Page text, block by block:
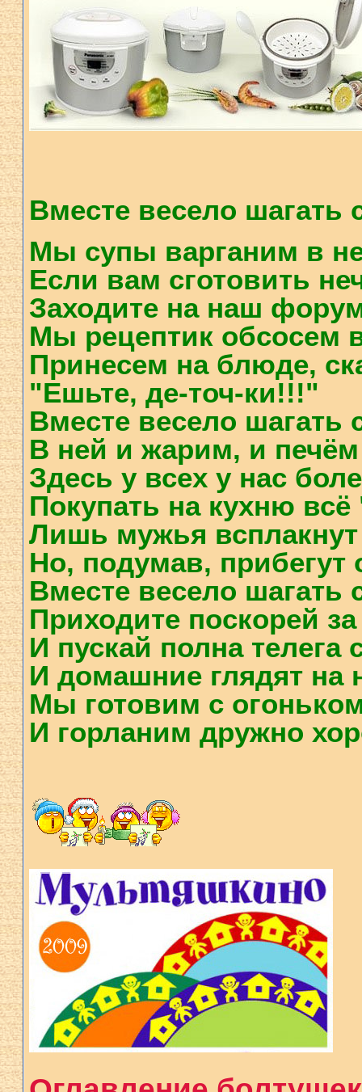
Вместе весело шагать
Мы супы варганим в
Если вам сготовить
Заходите на наш
Мы рецептик обсосем
Принесем на блюде,
"Ешьте, де-точ-ки!!!"
Вместе весело шагать
В ней и жарим, и печём
Здесь у всех у нас
Покупать на кухню
Лишь мужья
Но, подумав, прибегут
Вместе весело шагать
Приходите поскорей
И пускай полна
И домашние глядят на
Мы готовим с
И горланим дружно